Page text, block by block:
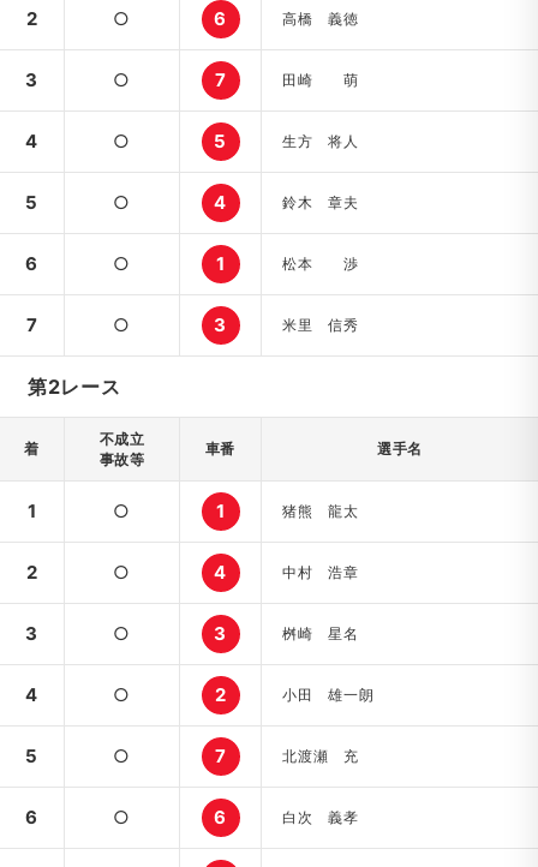
2 ○ 6 高橋 義徳
3 ○ 7 田崎 萌
4 ○ 5 生方 将人
5 ○ 4 鈴木 章夫
6 ○ 1 松本 渉
7 ○ 3 米里 信秀
第2レース
着
不成立
事故等
車番 選手名
1 ○ 1 猪熊 龍太
2 ○ 4 中村 浩章
3 ○ 3 桝崎 星名
4 ○ 2 小田 雄一朗
5 ○ 7 北渡瀬 充
6 ○ 6 白次 義孝